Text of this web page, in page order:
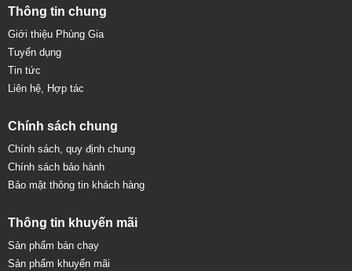
Thông tin chung
Giới thiệu Phùng Gia
Tuyển dụng
Tin tức
Liên hệ, Hợp tác
Chính sách chung
Chính sách, quy định chung
Chính sách bảo hành
Bảo mật thông tin khách hàng
Thông tin khuyến mãi
Sản phẩm bán chạy
Sản phẩm khuyến mãi